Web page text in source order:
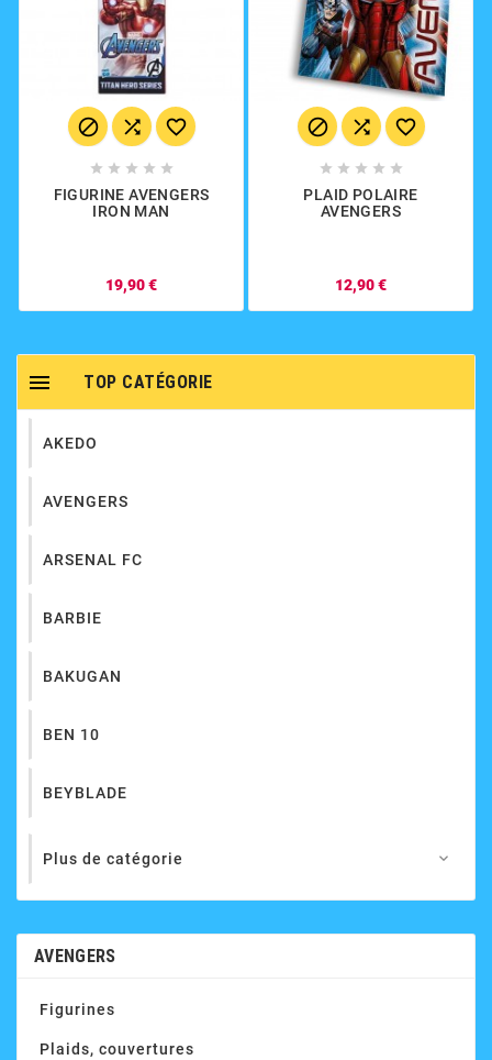
  
    
FIGURINE AVENGERS
IRON MAN
19,90 €
  
    
PLAID POLAIRE
AVENGERS
12,90 €
TOP CATÉGORIE

AKEDO
AVENGERS
ARSENAL FC
BARBIE
BAKUGAN
BEN 10
BEYBLADE
Plus de catégorie 
AVENGERS
Figurines
Plaids, couvertures